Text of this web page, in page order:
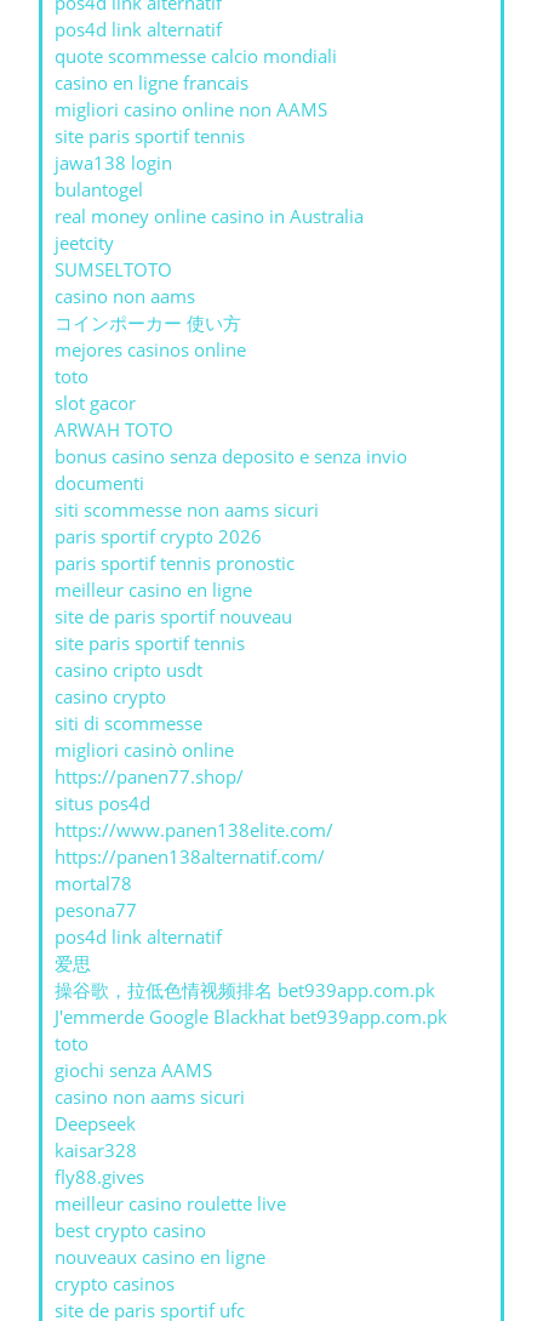
pos4d link alternatif
quote scommesse calcio mondiali
casino en ligne francais
migliori casino online non AAMS
site paris sportif tennis
jawa138 login
bulantogel
real money online casino in Australia
jeetcity
SUMSELTOTO
casino non aams
コインポーカー 使い方
mejores casinos online
toto
slot gacor
ARWAH TOTO
bonus casino senza deposito e senza invio
documenti
siti scommesse non aams sicuri
paris sportif crypto 2026
paris sportif tennis pronostic
meilleur casino en ligne
site de paris sportif nouveau
site paris sportif tennis
casino cripto usdt
casino crypto
siti di scommesse
migliori casinò online
https://panen77.shop/
situs pos4d
https://www.panen138elite.com/
https://panen138alternatif.com/
mortal78
pesona77
pos4d link alternatif
爱思
操谷歌，拉低色情视频排名 bet939app.com.pk
J'emmerde Google Blackhat bet939app.com.pk
toto
giochi senza AAMS
casino non aams sicuri
Deepseek
kaisar328
fly88.gives
meilleur casino roulette live
best crypto casino
nouveaux casino en ligne
crypto casinos
site de paris sportif ufc